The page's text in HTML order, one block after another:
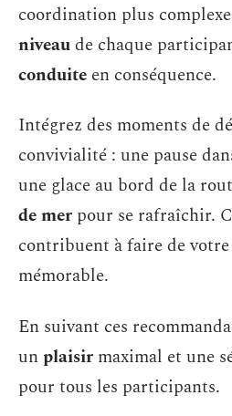
coordination plus
niveaude chaque
conduite en conséquence.
Intégrez des moments de
convivialité : une pause
une glace au bord de la
de mer pour se rafraîchir.
contribuent à faire de
mémorable.
En suivant ces
unplaisir maximal et une
pour tous les participants.